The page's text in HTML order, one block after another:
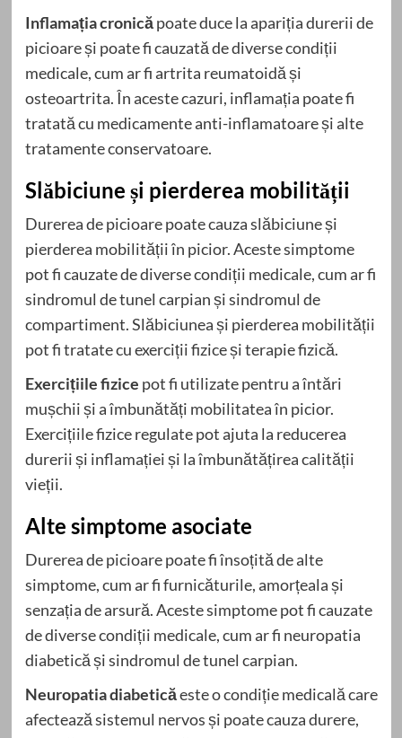
Inflamația cronicăpoate duce la apariția durerii de
picioare și poate fi cauzată de diverse condiții
medicale, cum ar fi artrita reumatoidă și
osteoartrita. În aceste cazuri, inflamația poate fi
tratată cu medicamente anti-inflamatoare și alte
tratamente conservatoare.
Slăbiciune și pierderea mobilității
Durerea de picioare poate cauza slăbiciune și
pierderea mobilității în picior. Aceste simptome
pot fi cauzate de diverse condiții medicale, cum ar fi
sindromul de tunel carpian și sindromul de
compartiment. Slăbiciunea și pierderea mobilității
pot fi tratate cu exerciții fizice și terapie fizică.
Exercițiile fizice pot fi utilizate pentru a întări
mușchii și a îmbunătăți mobilitatea în picior.
Exercițiile fizice regulate pot ajuta la reducerea
durerii și inflamației și la îmbunătățirea calității
vieții.
Alte simptome asociate
Durerea de picioare poate fi însoțită de alte
simptome, cum ar fi furnicăturile, amorțeala și
senzația de arsură. Aceste simptome pot fi cauzate
de diverse condiții medicale, cum ar fi neuropatia
diabetică și sindromul de tunel carpian.
Neuropatia diabeticăeste o condiție medicală care
afectează sistemul nervos și poate cauza durere,